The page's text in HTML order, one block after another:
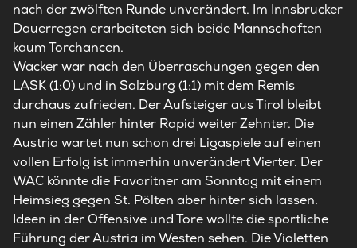
nach der zwölften Runde unverändert. Im Innsbrucker
Dauerregen erarbeiteten sich beide Mannschaften
kaum Torchancen.
Wacker war nach den Überraschungen gegen den
LASK (1:0) und in Salzburg (1:1) mit dem Remis
durchaus zufrieden. Der Aufsteiger aus Tirol bleibt
nun einen Zähler hinter Rapid weiter Zehnter. Die
Austria wartet nun schon drei Ligaspiele auf einen
vollen Erfolg ist immerhin unverändert Vierter. Der
WAC könnte die Favoritner am Sonntag mit einem
Heimsieg gegen St. Pölten aber hinter sich lassen.
Ideen in der Offensive und Tore wollte die sportliche
Führung der Austria im Westen sehen. Die Violetten